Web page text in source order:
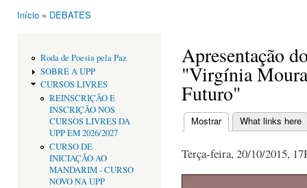
Início » DEBATES
Roda de Poesia pela Paz
SOBRE A UPP
CURSOS LIVRES
REINSCRIÇÃO E
INSCRIÇÃO NOS
CURSOS LIVRES DA
UPP EM 2026/2027
CURSO DE
INICIAÇÃO AO
MANDARIM - CURSO
NOVO NA UPP
Apresentação
"Virgínia
Futuro"
Separadores
Mostrar(separador ativo)
What links here
Terça-feira, 20/10/2015,